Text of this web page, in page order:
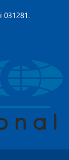
031281.